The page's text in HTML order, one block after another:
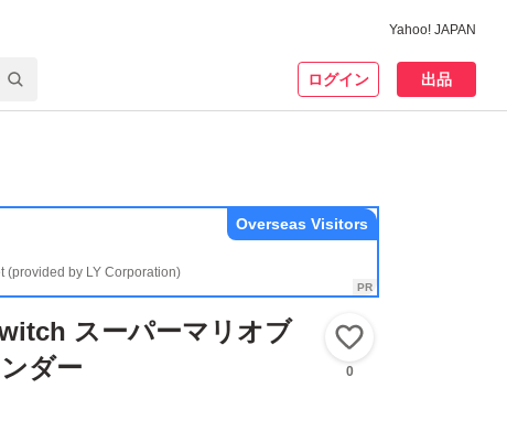
Yahoo! JAPAN
ログイン 出品
(provided by LY Corporation)
Overseas Visitors
スーパーマリオブ
ダー
0